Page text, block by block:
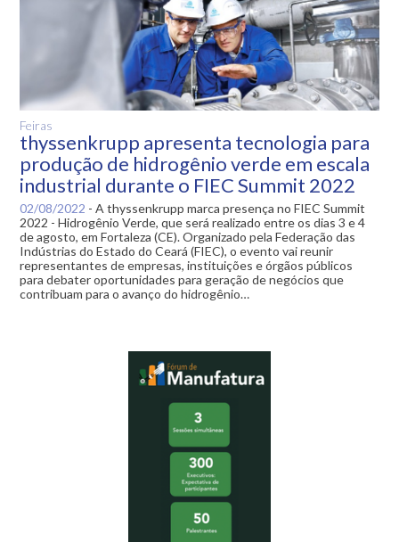
Feiras
thyssenkrupp apresenta tecnologia para
produção de hidrogênio verde em escala
industrial durante o FIEC Summit 2022
02/08/2022 -A thyssenkrupp marca presença no FIEC Summit
2022 - Hidrogênio Verde, que será realizado entre os dias 3 e 4
de agosto, em Fortaleza (CE). Organizado pela Federação das
Indústrias do Estado do Ceará (FIEC), o evento vai reunir
representantes de empresas, instituições e órgãos públicos
para debater oportunidades para geração de negócios que
contribuam para o avanço do hidrogênio…